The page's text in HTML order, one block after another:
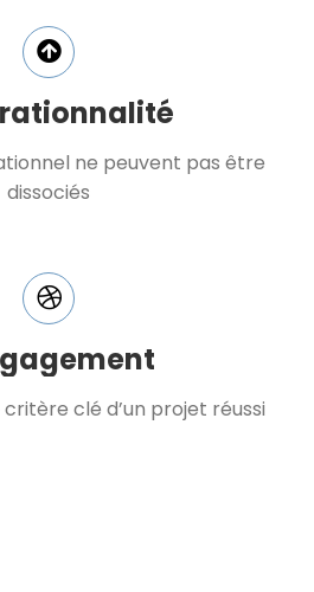
ne peuvent pas être
dissociés
critère clé d’un projet réussi